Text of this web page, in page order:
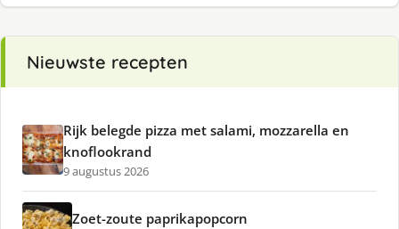
Nieuwste recepten
Rijk belegde pizza met salami, mozzarella en
knoflookrand
9 augustus 2026
Zoet-zoute paprikapopcorn